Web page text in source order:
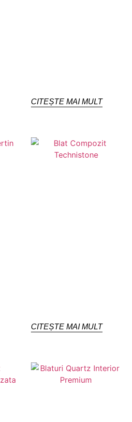
CITEȘTE MAI MULT
CITEȘTE MAI MULT